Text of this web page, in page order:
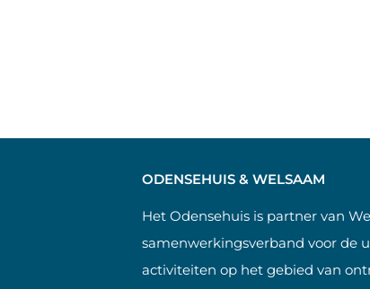
ODENSEHUIS & WELSAAM
Het Odensehuis is partner van
samenwerkingsverband voor de
activiteiten op het gebied van